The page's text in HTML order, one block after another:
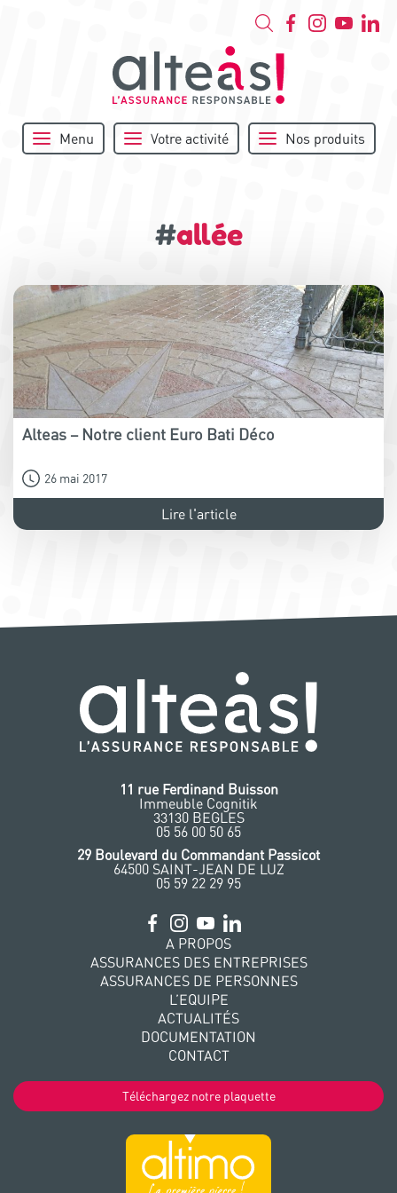
Menu Votre activité Nos produits
#allée
Alteas – Notre client Euro Bati Déco
26 mai 2017
Lire l'article
11 rue Ferdinand Buisson
Immeuble Cognitik
33130 BEGLES
‭05 56 00 50 65
‭29 Boulevard du Commandant Passicot
64500 SAINT-JEAN DE LUZ
05 59 22 29 95
A PROPOS
ASSURANCES DES ENTREPRISES
ASSURANCES DE PERSONNES
L’EQUIPE
ACTUALITÉS
DOCUMENTATION
CONTACT
Téléchargez notre plaquette